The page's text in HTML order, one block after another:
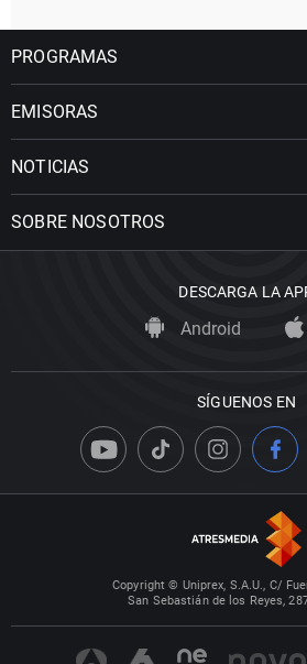
PROGRAMAS
EMISORAS
NOTICIAS
SOBRE NOSOTROS
DESCARGA LA
Android
SÍGUENOS EN
Copyright © Uniprex, S.A.U., C/
San Sebastián de los Reyes,